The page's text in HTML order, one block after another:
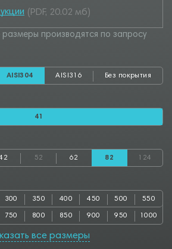
(PDF, 20.02 мб)
производятся по запросу
AISI304 AISI316 Без покрытия
41
52 62 82 124
300 350 400 450 500 550
750 800 850 900 950 1000
1200 1250 1300 1350
все размеры